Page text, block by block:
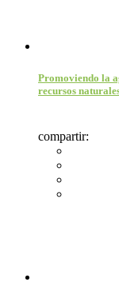
Promoviendo la
recursos
compartir: